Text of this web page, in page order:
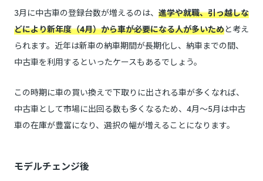
3月に中古車の登録台数が増えるのは、 進学や就職、引っ越しな
どにより新年度（4月）から車が必要になる人が多いためと考え
られます。近年は新車の納車期間が長期化し、納車までの間、
中古車を利用するといったケースもあるでしょう。
この時期に車の買い換えで下取りに出される車が多くなれば、
中古車として市場に出回る数も多くなるため、4月～5月は中古
車の在庫が豊富になり、選択の幅が増えることになります。
モデルチェンジ後